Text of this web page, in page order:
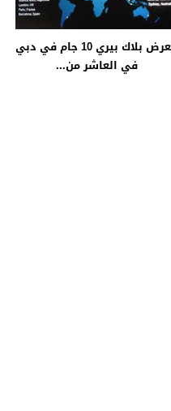
معرض بلاك بيري 10 جام في دبي
في العاشر من...